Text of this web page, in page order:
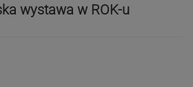
wystawa w ROK-u